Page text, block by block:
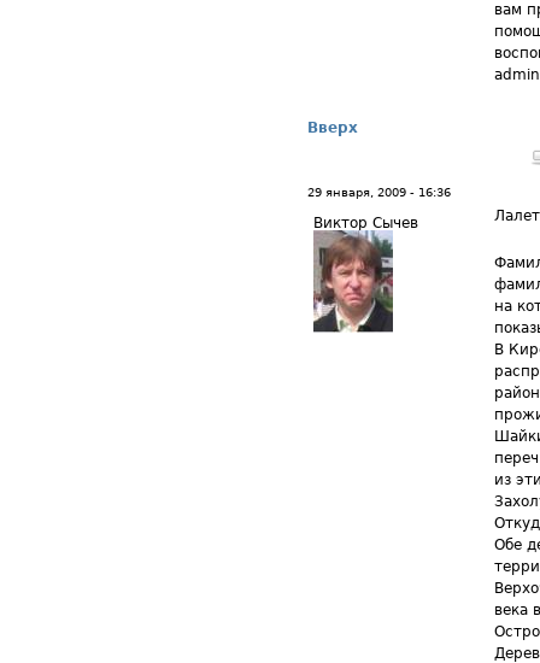
вам
Вверх
29 января, 2009 - 16:36
Виктор Сычев
на
В
из
Обе
века